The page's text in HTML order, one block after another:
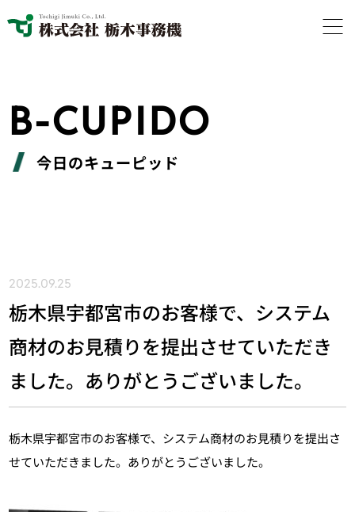
B-CUPIDO
今日のキューピッド
2025.09.25
栃木県宇都宮市のお客様で、システム
商材のお見積りを提出させていただき
ました。ありがとうございました。
栃木県宇都宮市のお客様で、システム商材のお見積りを提出さ
せていただきました。ありがとうございました。